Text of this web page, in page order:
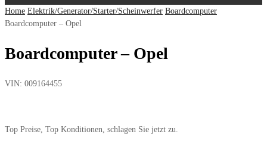
Home Elektrik/Generator/Starter/Scheinwerfer Boardcomputer
Boardcomputer – Opel
Boardcomputer – Opel
VIN: 009164455
Top Preise, Top Konditionen, schlagen Sie jetzt zu.